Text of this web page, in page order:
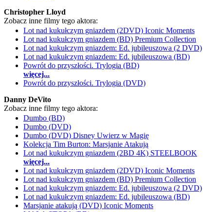
Christopher Lloyd
Zobacz inne filmy tego aktora:
Lot nad kukułczym gniazdem (2DVD) Iconic Moments
Lot nad kukułczym gniazdem (BD) Premium Collection
Lot nad kukułczym gniazdem: Ed. jubileuszowa (2 DVD)
Lot nad kukułczym gniazdem: Ed. jubileuszowa (BD)
Powrót do przyszłości. Trylogia (BD)
więcej...
Powrót do przyszłości. Trylogia (DVD)
Danny DeVito
Zobacz inne filmy tego aktora:
Dumbo (BD)
Dumbo (DVD)
Dumbo (DVD) Disney Uwierz w Magię
Kolekcja Tim Burton: Marsjanie Atakują
Lot nad kukułczym gniazdem (2BD 4K) STEELBOOK
więcej...
Lot nad kukułczym gniazdem (2DVD) Iconic Moments
Lot nad kukułczym gniazdem (BD) Premium Collection
Lot nad kukułczym gniazdem: Ed. jubileuszowa (2 DVD)
Lot nad kukułczym gniazdem: Ed. jubileuszowa (BD)
Marsjanie atakują (DVD) Iconic Moments